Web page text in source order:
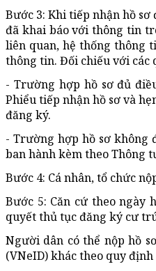
Bước 3: Khi tiếp nhận hồ sơ
đã khai báo với thông tin
liên quan, hệ thống thông
thông tin. Đối chiếu với các
- Trường hợp hồ sơđủ
Phiểutiếp nhận hồ sơvà
đăng ký.
- Trường hợp hồ sơ không
ban hành kèm theo Thông
Bước 4: Cá nhân, tổ chức
Bước 5: Căn cứ theo ngày
quyết thủ tục đăng ký cư
Người dân có thể nộp hồ
(VNeID) khác theo quy